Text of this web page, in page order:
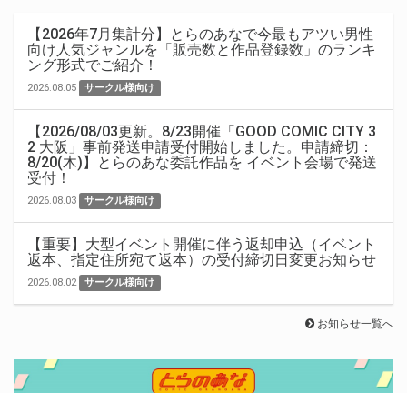
【2026年7月集計分】とらのあなで今最もアツい男性
向け人気ジャンルを「販売数と作品登録数」のランキ
ング形式でご紹介！
2026.08.05 サークル様向け
【2026/08/03更新。8/23開催「GOOD COMIC CITY 3
2 大阪」事前発送申請受付開始しました。申請締切：
8/20(木)】とらのあな委託作品を イベント会場で発送
受付！
2026.08.03 サークル様向け
【重要】大型イベント開催に伴う返却申込（イベント
返本、指定住所宛て返本）の受付締切日変更お知らせ
2026.08.02 サークル様向け
お知らせ一覧へ